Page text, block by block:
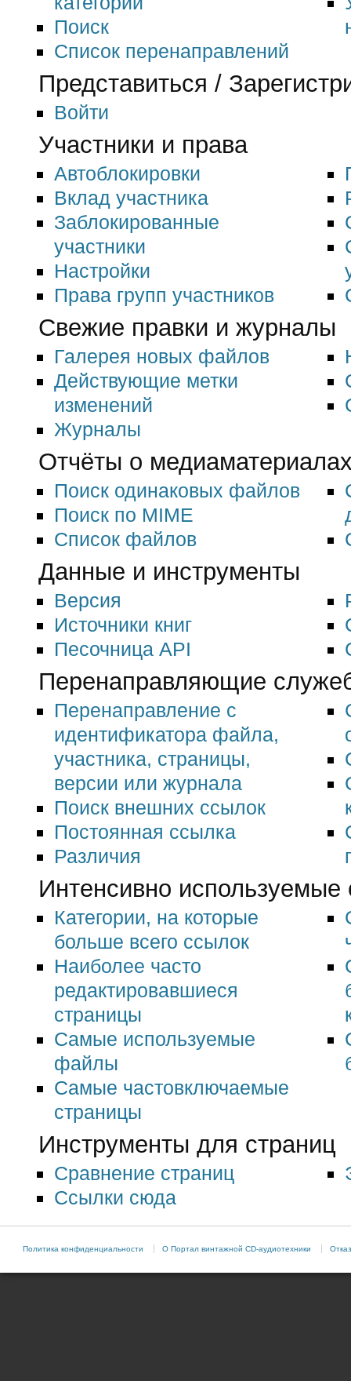
Поиск
Список перенаправлений
Представиться /
Войти
Участники и права
Автоблокировки
Вклад участника
Заблокированные
участники
Настройки
Права групп участников
Свежие правки и журналы
Галерея новых файлов
Действующие метки
изменений
Журналы
Отчёты о медиаматериалах
Поиск одинаковых файлов
Поиск по MIME
Список файлов
Данные и инструменты
Версия
Источники книг
Песочница API
Перенаправляющие
Перенаправление с
идентификатора файла,
участника, страницы,
версии или журнала
Поиск внешних ссылок
Постоянная ссылка
Различия
Интенсивно используемые
Категории, на которые
больше всего ссылок
Наиболее часто
редактировавшиеся
страницы
Самые используемые
файлы
Самые частовключаемые
страницы
Инструменты для страниц
Сравнение страниц
Ссылки сюда
Политика конфиденциальности О Портал винтажной CD-аудиотехники